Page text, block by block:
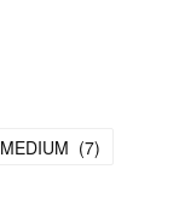
MEDIUM (7)